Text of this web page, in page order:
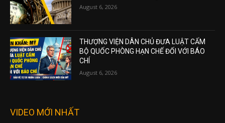
August 6, 2026
THƯỢNG VIỆN DÂN CHỦ ĐƯA LUẬT CẤM
BỘ QUỐC PHÒNG HẠN CHẾ ĐỐI VỚI BÁO
CHÍ
August 6, 2026
VIDEO MỚI NHẤT